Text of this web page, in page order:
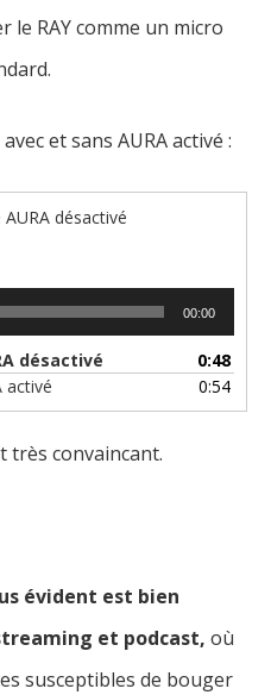
le RAY comme un micro
et sans AURA activé :
désactivé
00:00
désactivé
0:48
activé 0:54
très convaincant.
évident est bien
et podcast, où
susceptibles de bouger